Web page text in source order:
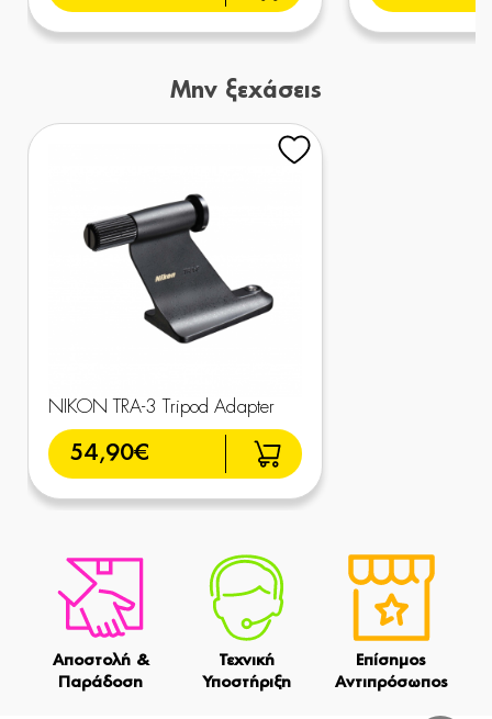
Μην ξεχάσεις
NIKON TRA-3 Tripod Adapter
54,90€
Αποστολή &
Παράδοση
Τεχνική
Υποστήριξη
Επίσημος
Αντιπρόσωπος